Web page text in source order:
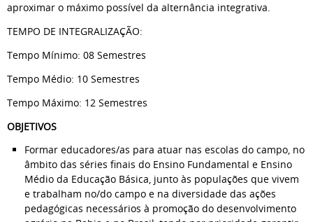
aproximar o máximo possível da alternância integrativa.
TEMPO DE INTEGRALIZAÇÃO:
Tempo Mínimo: 08 Semestres
Tempo Médio: 10 Semestres
Tempo Máximo: 12 Semestres
OBJETIVOS
Formar educadores/as para atuar nas escolas do campo, no
âmbito das séries finais do Ensino Fundamental e Ensino
Médio da Educação Básica, junto às populações que vivem
e trabalham no/do campo e na diversidade das ações
pedagógicas necessários à promoção do desenvolvimento